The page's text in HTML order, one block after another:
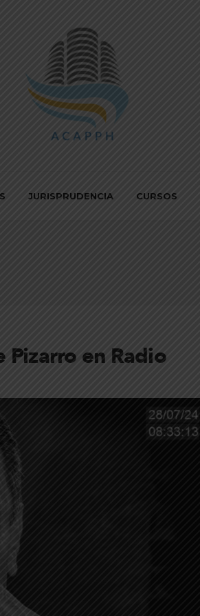
JURISPRUDENCIA CURSOS
Pizarro en Radio